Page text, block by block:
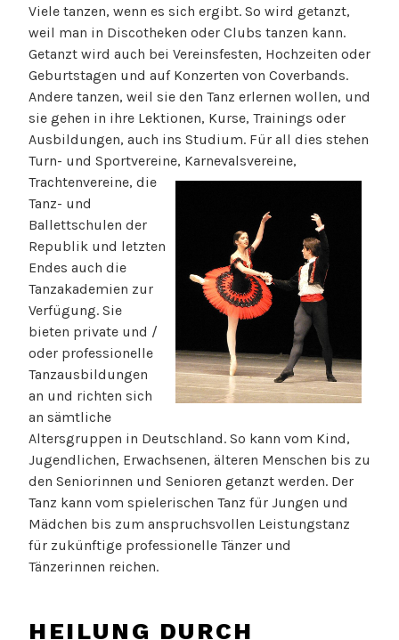
Viele tanzen, wenn es sich ergibt. So wird getanzt,
weil man in Discotheken oder Clubs tanzen kann.
Getanzt wird auch bei Vereinsfesten, Hochzeiten oder
Geburtstagen und auf Konzerten von Coverbands.
Andere tanzen, weil sie den Tanz erlernen wollen, und
sie gehen in ihre Lektionen, Kurse, Trainings oder
Ausbildungen, auch ins Studium. Für all dies stehen
Turn- und Sportvereine, Karnevalsvereine,
Trachtenvereine, die
Tanz- und
Ballettschulen der
Republik und letzten
Endes auch die
Tanzakademien zur
Verfügung. Sie
bieten private und /
oder professionelle
Tanzausbildungen
an und richten sich
an sämtliche
Altersgruppen in Deutschland. So kann vom Kind,
Jugendlichen, Erwachsenen, älteren Menschen bis zu
den Seniorinnen und Senioren getanzt werden. Der
Tanz kann vom spielerischen Tanz für Jungen und
Mädchen bis zum anspruchsvollen Leistungstanz
für zukünftige professionelle Tänzer und
Tänzerinnen reichen.
HEILUNG DURCH